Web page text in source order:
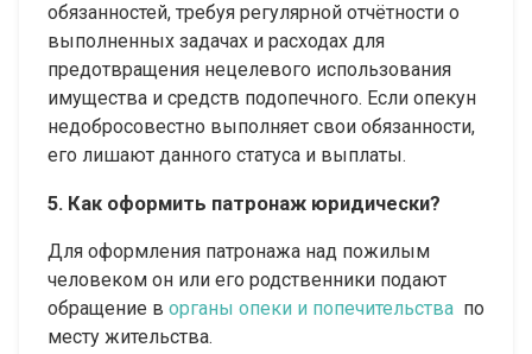
обязанностей, требуя регулярной отчётности о
выполненных задачах и расходах для
предотвращения нецелевого использования
имущества и средств подопечного. Если опекун
недобросовестно выполняет свои обязанности,
его лишают данного статуса и выплаты.
5. Как оформить патронаж юридически?
Для оформления патронажа над пожилым
человеком он или его родственники подают
обращение в органы опеки и попечительства по
месту жительства.